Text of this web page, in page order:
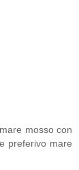
mosso con
preferivo mare